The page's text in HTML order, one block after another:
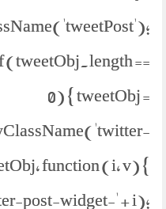
(tweetObj.length ==
0) { tweetObj =
function (i, v) {
post-widget-' + i);